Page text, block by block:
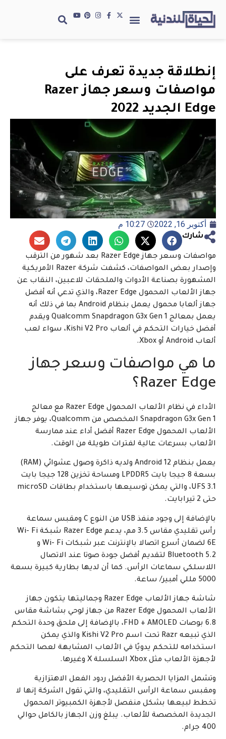
إنطلاقة جديدة تعرف على
مواصفات وسعر جهاز Razer
Edge الجديد 2022
أكتوبر 16, 2022 10:27 م
شارك
مواصفات وسعر جهاز Razer Edge بعد شهور من الترقب
وإصدار بعض المواصفات، كشفت شركة Razer الأمريكية
المشهورة بصناعة الأدوات والملحقات للاعبين، النقاب عن
جهاز الألعاب المحمول Razer Edge، والذي تدعي أنه أفضل
جهاز ألعابا محمول يعمل بنظام Android بما في ذلك أنه
يعمل بمعالج Qualcomm Snapdragon G3x Gen 1 ويقدم
أفضل خيارات التحكم في ألعاب Kishi V2 Pro، سواء لعب
ألعاب Android أو Xbox.
ما هي مواصفات وسعر جهاز
Razer Edge؟
الأداء في نظام الألعاب المحمول Razer Edge مع معالج
Snapdragon G3x Gen 1 المخصص من Qualcomm، يوفر جهاز
الألعاب المحمول Razer Edge أفضل أداء عند ممارسة
الألعاب بسرعات عالية لفترات طويلة من الوقت.
يعمل بنظام Android 12 ولديه ذاكرة وصول عشوائي (RAM)
بسعة 8 جيجا بايت LPDDR5 ومساحة تخزين 128 جيجا بايت
UFS 3.1، والتي يمكن توسيعها باستخدام بطاقات microSD
حتى 2 تيرابايت.
بالإضافة إلى وجود منفذ USB من النوع C ومقبس سماعة
رأس تقليدي مقاس 3.5 مم، يدعم Razer Edge شبكة Wi- Fi
6E لضمان أسرع اتصالا بالإنترنت عبر شبكات Wi- Fi و
Bluetooth 5.2 لتقديم أفضل جودة صوتا عند الاتصال
اللاسلكي سماعات الرأس. كما أن لديها بطارية كبيرة بسعة
5000 مللي أمبير/ ساعة.
شاشة جهاز الألعاب Razer Edge وجماليتها يتكون جهاز
الألعاب المحمول Razer Edge من جهاز لوحي بشاشة مقاس
6.8 بوصات FHD + AMOLED، بالإضافة إلى ملحق وحدة التحكم
الذي تبيعه Razr تحت اسم Kishi V2 Pro والذي يمكن
استخدامه للتحكم يدويًا في الألعاب المشابهة لعصا التحكم
لأجهزة الألعاب مثل Xbox السلسلة X وغيرها.
وتشمل المزايا الحصرية الأفضل ردود الفعل الاهتزازية
ومقبس سماعة الرأس التقليدي، والتي تقول الشركة إنها لا
تخطط لبيعها بشكل منفصل لأجهزة الكمبيوتر المحمول
الجديدة المخصصة للألعاب. يبلغ وزن الجهاز بالكامل حوالي
400 جرام.